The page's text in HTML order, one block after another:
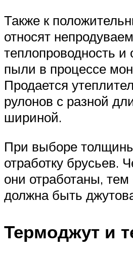
Также к
относят
теплопроводность и
пыли в процессе
Продается
рулонов с разной
шириной.
При выборе
отработку брусьев.
они отработаны, тем
должна быть
Термоджут и